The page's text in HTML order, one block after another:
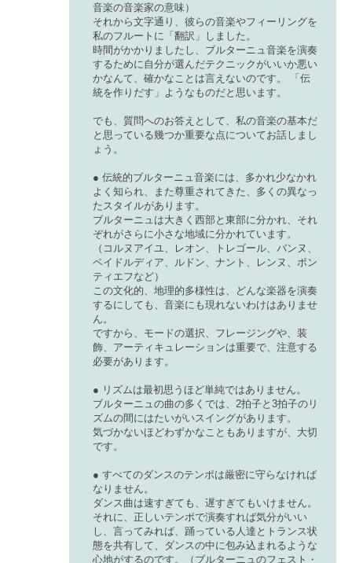
音楽の音楽家の意味）
それから文字通り、彼らの音楽やフィーリングを
私のフルートに「翻訳」しました。
時間がかかりましたし、ブルターニュ音楽を演奏
するために自分が選んだテクニックがいいか悪い
かなんて、確かなことは言えないのです。 「伝
統を作りだす」ようなものだと思います。
でも、質問へのお答えとして、私の音楽の基本だ
と思っている幾つか重要な点についてお話しまし
ょう。
● 伝統的ブルターニュ音楽には、多かれ少なかれ
よく知られ、また尊重されてきた、多くの異なっ
たスタイルがあります。
ブルターニュは大きく西部と東部に分かれ、それ
ぞれがさらに小さな地域に分かれています。
（コルヌアイユ、レオン、トレゴール、バンヌ、
ペイドルディア、ルドン、ナント、レンヌ、ポン
ティエフなど）
この文化的、地理的多様性は、どんな楽器を演奏
するにしても、音楽にも現れないわけはありませ
ん。
ですから、モードの選択、フレージングや、装
飾、アーティキュレーションは重要で、注意する
必要があります。
● リズムは最初思うほど単純ではありません。
ブルターニュの曲の多くでは、2拍子と3拍子のリ
ズムの間にはたいがいスイングがあります。
気づかないほどわずかなこともありますが、大切
です。
● すべてのダンスのテンポは厳密に守らなければ
なりません。
ダンス曲は速すぎても、遅すぎてもいけません。
それに、正しいテンポで演奏すれば気分がいい
し、言ってみれば、踊っている人達とトランス状
態を共有して、ダンスの中に包み込まれるような
心地がするのです。（ブルターニュのフェスト・